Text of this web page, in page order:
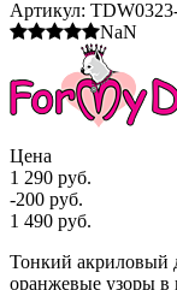
Артикул:
NaN
Цена
1 290 руб.
-200 руб.
1 490 руб.
Тонкий
оранжевые узоры